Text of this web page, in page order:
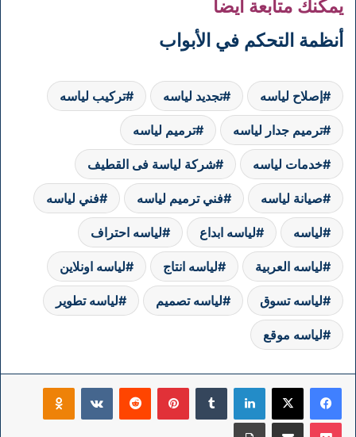
يمكنك متابعة ايضا
أنظمة التحكم في الأبواب
إصلاح لياسه تجديد لياسه تركيب لياسه
ترميم جدار لياسه ترميم لياسه
خدمات لياسه شركة لياسة فى القطيف
صيانة لياسه فني ترميم لياسه فني لياسه
لياسه لياسه ابداع لياسه احتراف
لياسه العربية لياسه انتاج لياسه اونلاين
لياسه تسوق لياسه تصميم لياسه تطوير
لياسه موقع
فيسبوك ‫X لينكدإن بينتيريست
‫Pocket مشاركة عبر البريد طباعة